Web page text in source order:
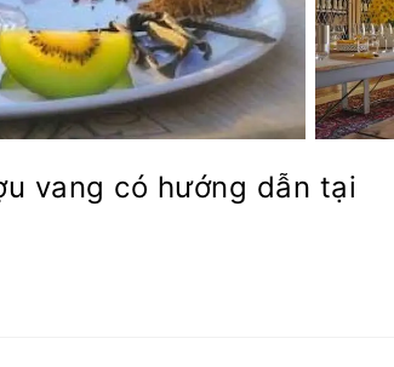
vang có hướng dẫn tại